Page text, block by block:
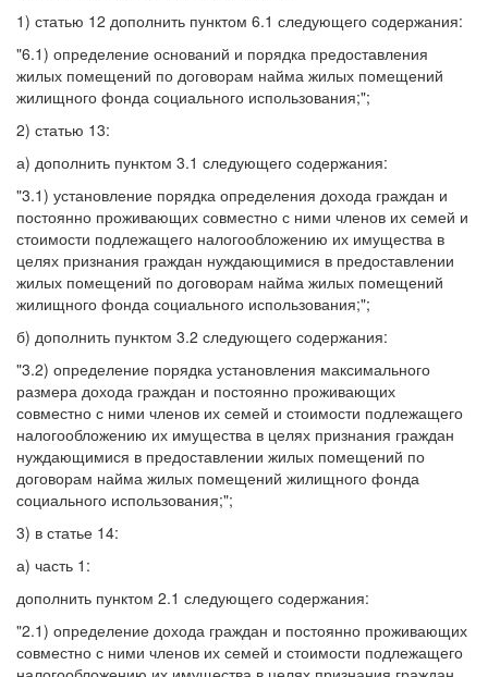
1) статью 12 дополнить пунктом 6.1 следующего содержания:
"6.1) определение оснований и порядка предоставления
жилых помещений по договорам найма жилых помещений
жилищного фонда социального использования;";
2) статью 13:
а) дополнить пунктом 3.1 следующего содержания:
"3.1) установление порядка определения дохода граждан и
постоянно проживающих совместно с ними членов их семей и
стоимости подлежащего налогообложению их имущества в
целях признания граждан нуждающимися в предоставлении
жилых помещений по договорам найма жилых помещений
жилищного фонда социального использования;";
б) дополнить пунктом 3.2 следующего содержания:
"3.2) определение порядка установления максимального
размера дохода граждан и постоянно проживающих
совместно с ними членов их семей и стоимости подлежащего
налогообложению их имущества в целях признания граждан
нуждающимися в предоставлении жилых помещений по
договорам найма жилых помещений жилищного фонда
социального использования;";
3) в статье 14:
а) часть 1:
дополнить пунктом 2.1 следующего содержания:
"2.1) определение дохода граждан и постоянно проживающих
совместно с ними членов их семей и стоимости подлежащего